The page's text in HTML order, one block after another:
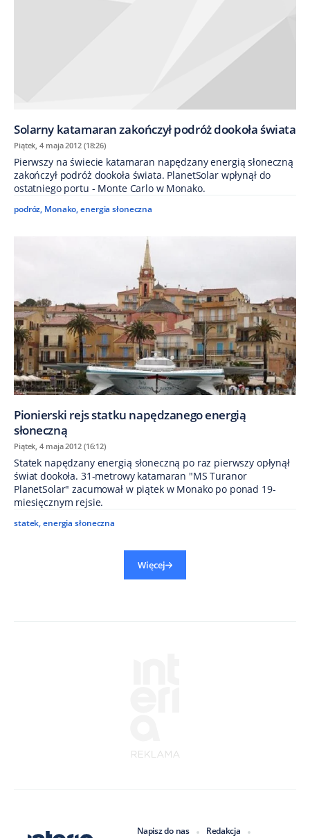
Solarny katamaran zakończył podróż dookoła świata
Piątek, 4 maja 2012 (18:26)
Pierwszy na świecie katamaran napędzany energią słoneczną
zakończył podróż dookoła świata. PlanetSolar wpłynął do
ostatniego portu - Monte Carlo w Monako.
podróz, Monako,energia słoneczna
Pionierski rejs statku napędzanego energią
słoneczną
Piątek, 4 maja 2012 (16:12)
Statek napędzany energią słoneczną po raz pierwszy opłynął
świat dookoła. 31-metrowy katamaran "MS Turanor
PlanetSolar" zacumował w piątek w Monako po ponad 19-
miesięcznym rejsie.
statek,energia słoneczna
Więcej
Napisz do nas Redakcja